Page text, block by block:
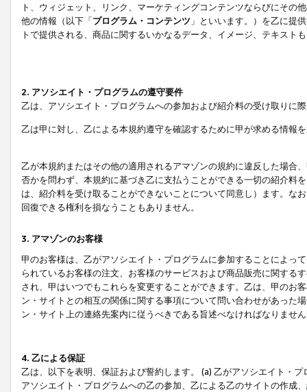
ト、ウィジェット、リンク、マーケティングコンテンツならびにその
他の情報（以下「プログラム・コンテンツ 」といいます。）を乙に提
トで提供される、商品に関するいかなるデータ、イメージ、テキス
2. アソシエイト・プログラムの遵守要件
乙は、アソシエイト・プログラムへの参加および紹介料の受け取りに
乙は甲に対し、乙による本規約遵守を確認するために甲が求める情報
乙が本規約またはその他の適用されるアマゾンの規約に違反した場合
否かを問わず、本規約に基づき乙に支払うことができる一切の紹介料
は、紹介料を受け取ることができないことについて同意し）ます。な
回復できる権利を損なうこともありません。
3. アマゾンのお客様
甲のお客様は、乙がアソシエイト・プログラムに参加することによっ
られているお客様の注文、お客様のサービスおよび商品販売に関する
され、甲はいつでもこれらを変更することができます。乙は、甲のお
ン・サイトとの相互の関係に関する事項について問い合わせがあった
ン・サイト上の連絡先案内に従うべきである旨述べなければなりませ
4. 乙による保証
乙は、以下を表明、保証および誓約します。 (a) 乙がアソシエイト・
アソシエイト・プログラムへの乙の参加、乙による乙のサイトの作成